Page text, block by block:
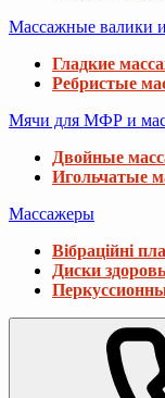
Массажные валики
Гладкие
Ребристые
Мячи для МФР и
Двойные
Игольчатые
Массажеры
Вібраційні
Диски